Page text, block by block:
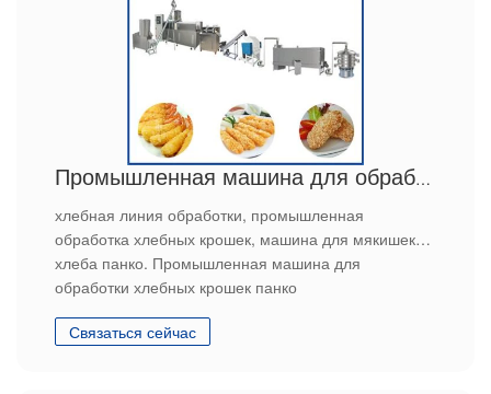
Промышленная машина для обработки хлебных крошек панко
хлебная линия обработки, промышленная
обработка хлебных крошек, машина для мякишек
хлеба панко. Промышленная машина для
обработки хлебных крошек панко
Связаться сейчас